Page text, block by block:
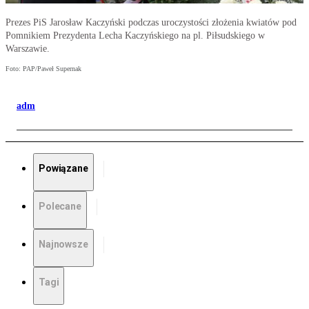
Prezes PiS Jarosław Kaczyński podczas uroczystości złożenia kwiatów pod
Pomnikiem Prezydenta Lecha Kaczyńskiego na pl. Piłsudskiego w
Warszawie.
Foto: PAP/Paweł Supernak
adm
Powiązane
Polecane
Najnowsze
Tagi